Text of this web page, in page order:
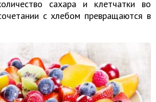
сахара и клетчатки во
с хлебом превращаются в